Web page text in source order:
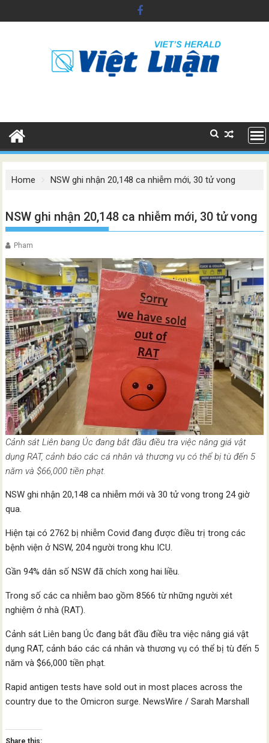
to
Home NSW ghi nhận 20,148 ca nhiễm mới, 30 tử vong
NSW ghi nhận 20,148 ca nhiễm mới, 30 tử vong
Pham
Cảnh sát Liên bang Úc đang bắt đầu điều tra việc nâng giá vật
dụng RAT, cảnh báo các cá nhân và thương vụ có thể bị tù đến 5
năm và $66,000 tiền phạt.
NSW ghi nhận 20,148 ca nhiễm mới và 30 tử vong trong 24 giờ
qua.
Hiện tại có 2762 bị nhiễm Covid đang được điều trị trong các
bệnh viện ở NSW, 204 người trong khu ICU.
Gần 94% dân số NSW đã chích xong hai liều.
Trong số các ca nhiễm bao gồm 8566 từ những người xét
nghiệm ở nhà (RAT).
Cảnh sát Liên bang Úc đang bắt đầu điều tra việc nâng giá vật
dụng RAT, cảnh báo các cá nhân và thương vụ có thể bị tù đến 5
năm và $66,000 tiền phạt.
Rapid antigen tests have sold out in most places across the
country due to the Omicron surge. NewsWire / Sarah Marshall
Share this: